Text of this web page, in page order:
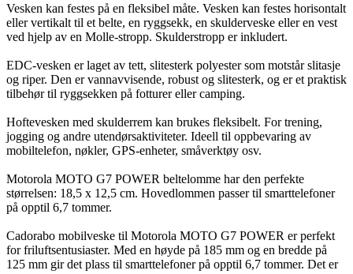
Vesken kan festes på en fleksibel måte. Vesken kan festes horisontalt
eller vertikalt til et belte, en ryggsekk, en skulderveske eller en vest
ved hjelp av en Molle-stropp. Skulderstropp er inkludert.
EDC-vesken er laget av tett, slitesterk polyester som motstår slitasje
og riper. Den er vannavvisende, robust og slitesterk, og er et praktisk
tilbehør til ryggsekken på fotturer eller camping.
Hoftevesken med skulderrem kan brukes fleksibelt. For trening,
jogging og andre utendørsaktiviteter. Ideell til oppbevaring av
mobiltelefon, nøkler, GPS-enheter, småverktøy osv.
Motorola MOTO G7 POWER beltelomme har den perfekte
størrelsen: 18,5 x 12,5 cm. Hovedlommen passer til smarttelefoner
på opptil 6,7 tommer.
Cadorabo mobilveske til Motorola MOTO G7 POWER er perfekt
for friluftsentusiaster. Med en høyde på 185 mm og en bredde på
125 mm gir det plass til smarttelefoner på opptil 6,7 tommer. Det er